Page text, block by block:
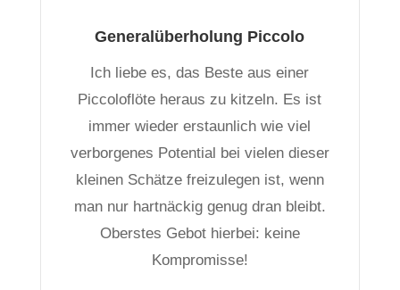
Generalüberholung Piccolo
Ich liebe es, das Beste aus einer
Piccoloflöte heraus zu kitzeln. Es ist
immer wieder erstaunlich wie viel
verborgenes Potential bei vielen dieser
kleinen Schätze freizulegen ist, wenn
man nur hartnäckig genug dran bleibt.
Oberstes Gebot hierbei: keine
Kompromisse!